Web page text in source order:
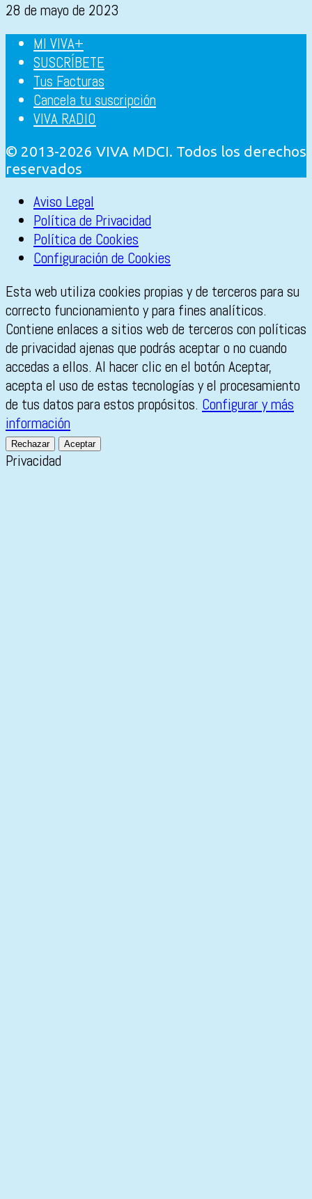
28 de mayo de 2023
MI VIVA+
SUSCRÍBETE
Tus Facturas
Cancela tu suscripción
VIVA RADIO
© 2013-2026 VIVA MDCI. Todos los derechos
reservados
Aviso Legal
Política de Privacidad
Política de Cookies
Configuración de Cookies
Esta web utiliza cookies propias y de terceros para su
correcto funcionamiento y para fines analíticos.
Contiene enlaces a sitios web de terceros con políticas
de privacidad ajenas que podrás aceptar o no cuando
accedas a ellos. Al hacer clic en el botón Aceptar,
acepta el uso de estas tecnologías y el procesamiento
de tus datos para estos propósitos. Configurar y más
información
Rechazar Aceptar
Privacidad